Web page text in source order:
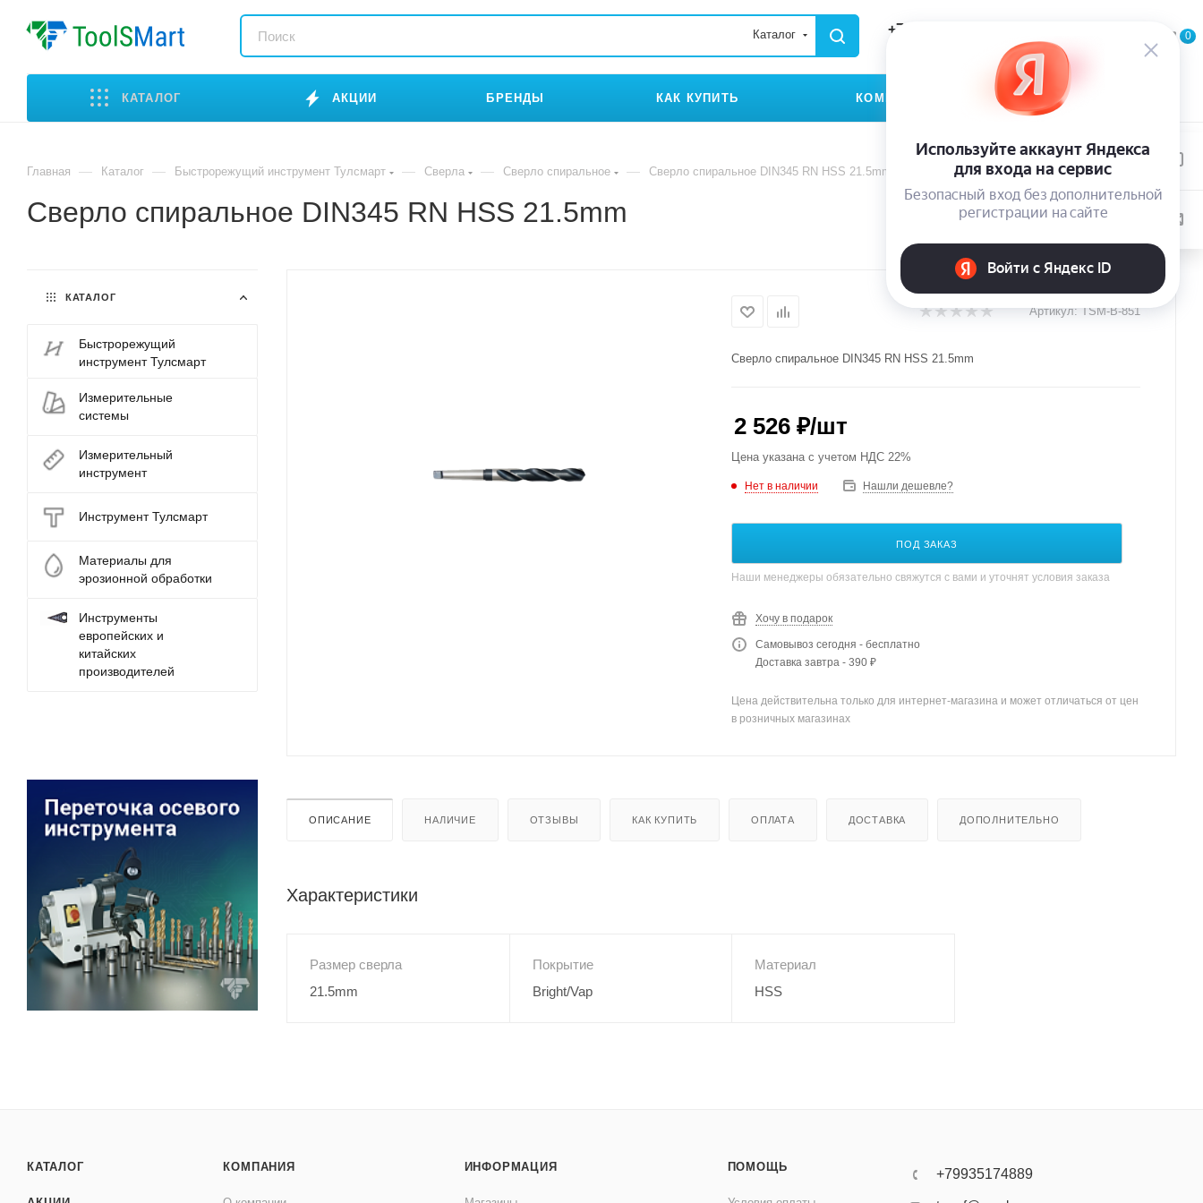
Каталог +79935174889 0
КАТАЛОГ АКЦИИ БРЕНДЫ КАК КУПИТЬ КОМПАНИЯ КОНТАКТЫ
Главная — Каталог — Быстрорежущий инструмент Тулсмарт — Сверла — Сверло спиральное — Сверло спиральное DIN345 RN HSS 21.5mm
Сверло спиральное DIN345 RN HSS 21.5mm
Артикул: TSM-B-851
Сверло спиральное DIN345 RN HSS 21.5mm
2 526 ₽/шт
Цена указана с учетом НДС 22%
Нет в наличии Нашли дешевле?
ПОД ЗАКАЗ
Наши менеджеры обязательно свяжутся с вами и уточнят условия заказа
Хочу в подарок
Самовывоз сегодня - бесплатно
Доставка завтра - 390 ₽
Цена действительна только для интернет-магазина и может отличаться от цен
в розничных магазинах
ОПИСАНИЕ НАЛИЧИЕ ОТЗЫВЫ КАК КУПИТЬ ОПЛАТА ДОСТАВКА ДОПОЛНИТЕЛЬНО
Характеристики
Размер сверла
21.5mm
Покрытие
Bright/Vap
Материал
HSS
КАТАЛОГ
Быстрорежущий
инструмент Тулсмарт
Измерительные
системы
Измерительный
инструмент
Инструмент Тулсмарт
Материалы для
эрозионной обработки
Инструменты
европейских и
китайских
производителей
КАТАЛОГ КОМПАНИЯ ИНФОРМАЦИЯ ПОМОЩЬ +79935174889